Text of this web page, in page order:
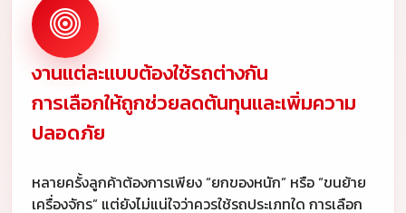
งานแต่ละแบบต้องใช้รถต่างกัน
การเลือกให้ถูกช่วยลดต้นทุนและเพิ่มความ
ปลอดภัย
หลายครั้งลูกค้าต้องการเพียง “ยกของหนัก” หรือ “ขนย้าย
เครื่องจักร” แต่ยังไม่แน่ใจว่าควรใช้รถประเภทใด การเลือก